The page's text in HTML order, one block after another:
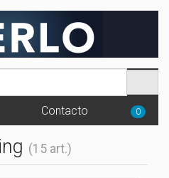
Contacto 0
(15 art.)